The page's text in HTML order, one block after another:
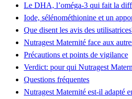
Le DHA, l’oméga-3 qui fait la
Iode, sélénométhionine et un
Que disent les avis des
Nutragest Maternité face aux
Précautions et points de vigilance
Verdict: pour qui Nutragest
Questions fréquentes
Nutragest Maternité est-il adapté